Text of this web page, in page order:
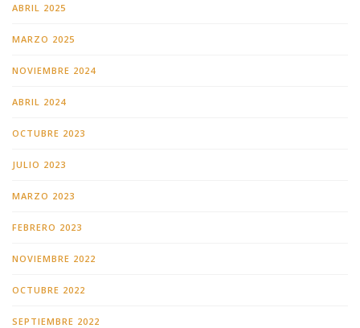
ABRIL 2025
MARZO 2025
NOVIEMBRE 2024
ABRIL 2024
OCTUBRE 2023
JULIO 2023
MARZO 2023
FEBRERO 2023
NOVIEMBRE 2022
OCTUBRE 2022
SEPTIEMBRE 2022